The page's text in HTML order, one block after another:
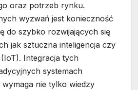
oraz potrzeb rynku.
wyzwań jest konieczność
do szybko rozwijających się
jak sztuczna inteligencja czy
Integracja tych
systemach
nie tylko wiedzy